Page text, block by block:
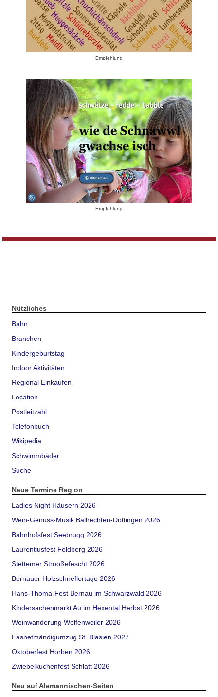
Empfehlung
Empfehlung
Nützliches
Bahn
Branchen
Kindergeburtstag
Indoor Aktivitäten
Regional Einkaufen
Location
Postleitzahl
Telefonbuch
Wikipedia
Schwimmbäder
Suche
Neue Termine Region
Ladies Night Häusern 2026
Wein-Genuss-Musik Ballrechten-Dottingen 2026
Bahnhofsfest Seebrugg 2026
Laurentiusfest Feldberg 2026
Stettemer Strooßefescht 2026
Bernauer Holzschneflertage 2026
Hans-Thoma-Fest Bernau im Schwarzwald 2026
Kindersachenmarkt Au im Hexental Herbst 2026
Weinwanderung Wolfenweiler 2026
Fasnetmändigumzug St. Blasien 2027
Oktoberfest Horben 2026
Zwiebelkuchenfest Schlatt 2026
Neu auf Alemannischen-Seiten